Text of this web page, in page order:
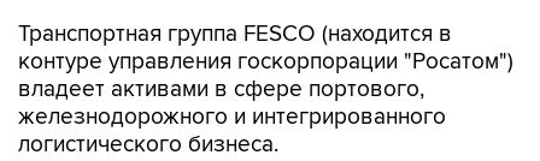
Транспортная группа FESCO (находится в
контуре управления госкорпорации "Росатом")
владеет активами в сфере портового,
железнодорожного и интегрированного
логистического бизнеса.